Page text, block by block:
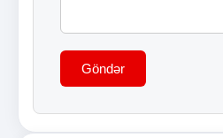
Göndər